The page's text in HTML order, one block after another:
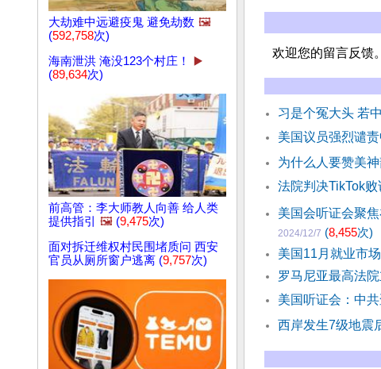
大劫难中远避疫鬼 避免劫数 🖼️
(592,758次)
海南泄洪 淹没123个村庄！
▶️
(89,634次)
前高管：李大师教人向善 给人类
提供指引
🖼️ (9,475次)
面对拆迁维权村民围堵质问 西安
官员从厕所窗户逃离 (9,757次)
欢迎您的留言反馈。
习是个冤大头 若
美国议员强烈谴
为什么人要赞美神
法院判决TikTok
美国会听证会聚
2024/12/7 (8,455次)
美国11月就业市
罗马尼亚最高法
美国听证会：中
西岸发生7级地震